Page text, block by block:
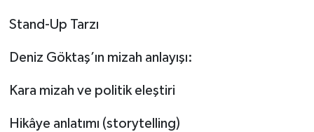
Stand-Up Tarzı
Deniz Göktaş’ın mizah anlayışı:
Kara mizah ve politik eleştiri
Hikâye anlatımı (storytelling)